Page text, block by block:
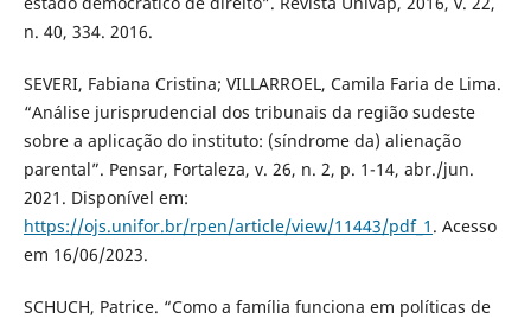
n. 40, 334. 2016.
SEVERI, Fabiana Cristina; VILLARROEL, Camila Faria de Lima.
“Análise jurisprudencial dos tribunais da região sudeste
sobre a aplicação do instituto: (síndrome da) alienação
parental”. Pensar, Fortaleza, v. 26, n. 2, p. 1-14, abr./jun.
2021. Disponível em:
https://ojs.unifor.br/rpen/article/view/11443/pdf_1 . Acesso
em 16/06/2023.
SCHUCH, Patrice. “Como a família funciona em políticas de